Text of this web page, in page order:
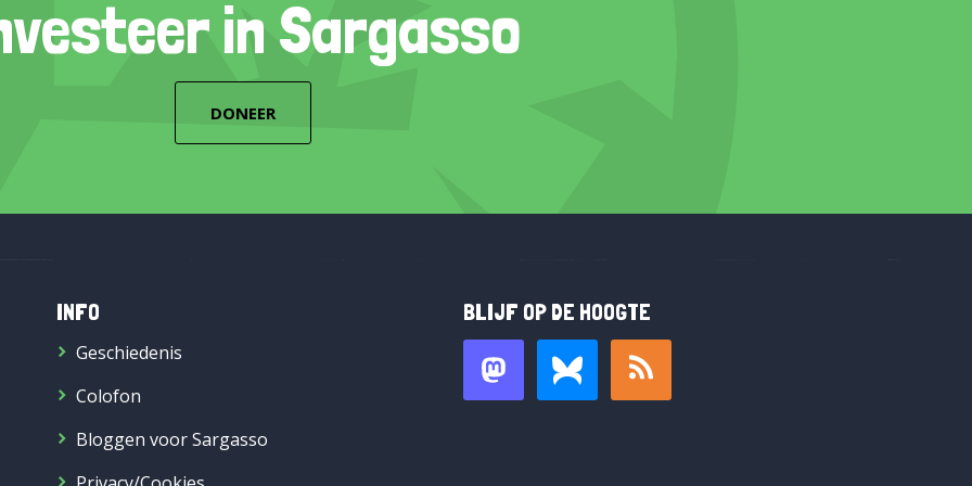
in Sargasso
DONEER
INFO
Geschiedenis
Colofon
Bloggen voor Sargasso
BLIJF OP DE HOOGTE